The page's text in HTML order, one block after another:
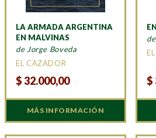
LA ARMADA ARGENTINA
EN MALVINAS
de Jorge Boveda
EL CAZADOR
$32.000,00
MÁS INFORMACIÓN
$